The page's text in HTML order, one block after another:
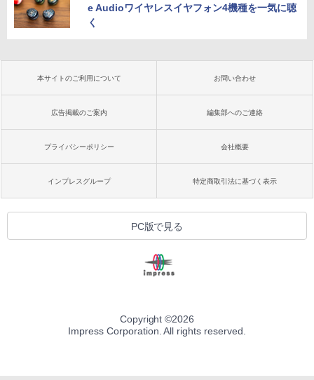
e Audioワイヤレスイヤフォン4機種を一気に聴
く
本サイトのご利用について お問い合わせ
広告掲載のご案内 編集部へのご連絡
プライバシーポリシー 会社概要
インプレスグループ 特定商取引法に基づく表示
PC版で見る
Copyright ©2026
Impress Corporation. All rights reserved.